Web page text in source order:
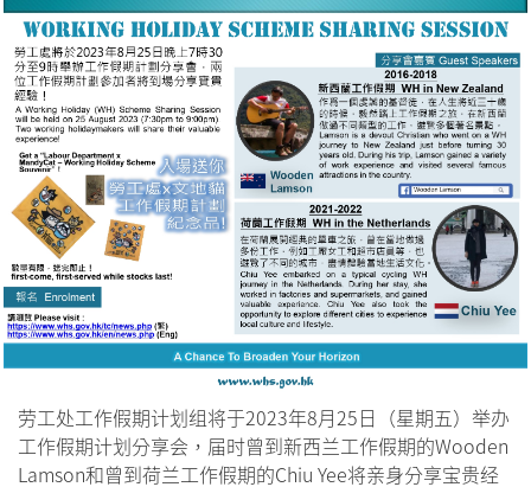
劳工处工作假期计划组将于2023年8月25日（星期五）举办
工作假期计划分享会，届时曾到新西兰工作假期的Wooden
Lamson和曾到荷兰工作假期的Chiu Yee将亲身分享宝贵经